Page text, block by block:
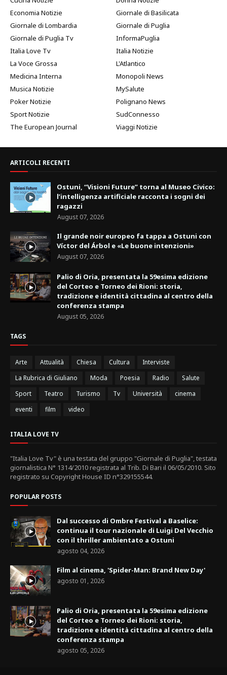
Economia Notizie
Giornale di Basilicata
Giornale di Lombardia
Giornale di Puglia
Giornale di Puglia Tv
InformaPuglia
Italia Love Tv
Italia Notizie
La Voce Grossa
L'Atlantico
Medicina Interna
Monopoli News
Musica Notizie
MySalute
Poker Notizie
Polignano News
Sport Notizie
SudConnesso
The European Journal
Viaggi Notizie
ARTICOLI RECENTI
Ostuni, “Visioni Future” torna al Museo Civico:
l’intelligenza artificiale racconta i sogni dei
ragazzi
August 07, 2026
Il grande noir europeo fa tappa a Ostuni con
Víctor del Árbol e «Le buone intenzioni»
August 07, 2026
Palio di Oria, presentata la 59esima edizione
del Corteo e Torneo dei Rioni: storia,
tradizione e identità cittadina al centro della
conferenza stampa
August 05, 2026
TAGS
Arte Attualità Chiesa Cultura
Interviste
La Rubrica di Giuliano
Moda Poesia Radio
Salute
Sport
Teatro Turismo Tv Università
cinema
eventi
film video
ITALIA LOVE TV
"Italia Love Tv" è una testata del gruppo "Giornale di Puglia", testata
giornalistica N° 1314/2010 registrata al Trib. Di Bari il 06/05/2010. Sito
registrato su Copyright House ID n°329155544.
POPULAR POSTS
Dal successo di Ombre Festival a Baselice:
continua il tour nazionale di Luigi Del Vecchio
con il thriller ambientato a Ostuni
agosto 04, 2026
Film al cinema, 'Spider-Man: Brand New Day'
agosto 01, 2026
Palio di Oria, presentata la 59esima edizione
del Corteo e Torneo dei Rioni: storia,
tradizione e identità cittadina al centro della
conferenza stampa
agosto 05, 2026